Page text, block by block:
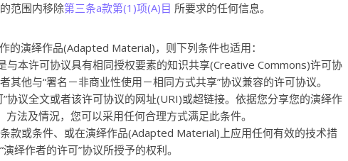
范围内移除第三条a款第(1)项(A)目 所要求的任何信息。
的演绎作品(Adapted Material)，则下列条件也适用：
与本许可协议具有相同授权要素的知识共享(Creative Commons)许可协
其他与“署名－非商业性使用－相同方式共享”协议兼容的许可协议。
协议全文或者该许可协议的网址(URI)或超链接。依据您分享您的演绎作
法及情況，您可以采用任何合理方式满足此条件。
款或条件、或在演绎作品(Adapted Material)上应用任何有效的技术措
绎作者的许可”协议所授予的权利。